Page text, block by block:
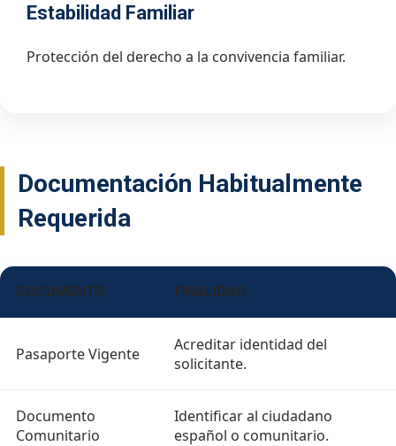
Estabilidad Familiar
Protección del derecho a la convivencia familiar.
Documentación Habitualmente
Requerida
DOCUMENTO FINALIDAD
Pasaporte Vigente
Acreditar identidad del
solicitante.
Documento
Comunitario
Identificar al ciudadano
español o comunitario.